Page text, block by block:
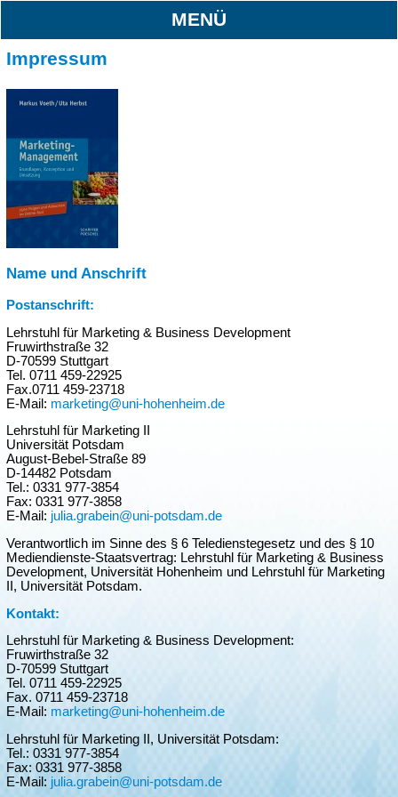
MENÜ
Impressum
Name und Anschrift
Postanschrift:
Lehrstuhl für Marketing & Business Development
Fruwirthstraße 32
D-70599 Stuttgart
Tel. 0711 459-22925
Fax.0711 459-23718
E-Mail: marketing@uni-hohenheim.de
Lehrstuhl für Marketing II
Universität Potsdam
August-Bebel-Straße 89
D-14482 Potsdam
Tel.: 0331 977-3854
Fax: 0331 977-3858
E-Mail: julia.grabein@uni-potsdam.de
Verantwortlich im Sinne des § 6 Teledienstegesetz und des § 10
Mediendienste-Staatsvertrag: Lehrstuhl für Marketing & Business
Development, Universität Hohenheim und Lehrstuhl für Marketing
II, Universität Potsdam.
Kontakt:
Lehrstuhl für Marketing & Business Development:
Fruwirthstraße 32
D-70599 Stuttgart
Tel. 0711 459-22925
Fax. 0711 459-23718
E-Mail: marketing@uni-hohenheim.de
Lehrstuhl für Marketing II, Universität Potsdam:
Tel.: 0331 977-3854
Fax: 0331 977-3858
E-Mail: julia.grabein@uni-potsdam.de